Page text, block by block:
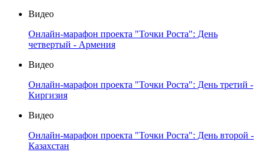
Видео
Онлайн-марафон проекта "Точки Роста": День
четвертый - Армения
Видео
Онлайн-марафон проекта "Точки Роста": День третий -
Киргизия
Видео
Онлайн-марафон проекта "Точки Роста": День второй -
Казахстан